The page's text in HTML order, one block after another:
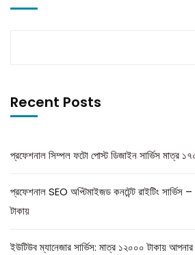
Recent Posts
প্রফেশনাল সিম্পল ফটো পোস্ট ডিজাইন সার্ভিস মাত্র
প্রফেশনাল SEO অপ্টিমাইজড কনটেন্ট রাইটিং সার্ভিস
টাকায়
ইউটিউব ম্যানেজার সার্ভিস: মাত্র ১২০০০ টাকায়